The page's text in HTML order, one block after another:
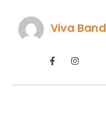
Viva Band